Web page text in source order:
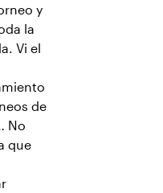
y
la
Vi el
de
No
que